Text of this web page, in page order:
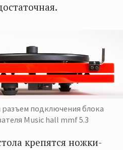
подключения блока
Music hall mmf 5.3
крепятся ножки-